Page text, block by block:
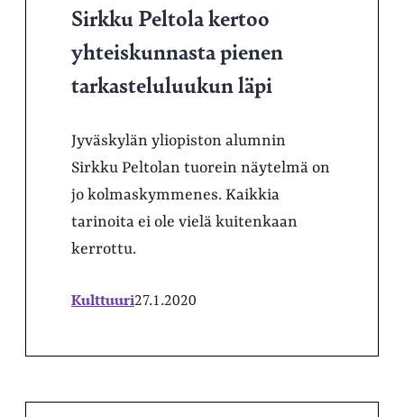
Sirkku Peltola kertoo
yhteiskunnasta pienen
tarkasteluluukun läpi
Jyväskylän yliopiston alumnin
Sirkku Peltolan tuorein näytelmä on
jo kolmaskymmenes. Kaikkia
tarinoita ei ole vielä kuitenkaan
kerrottu.
Kulttuuri27.1.2020